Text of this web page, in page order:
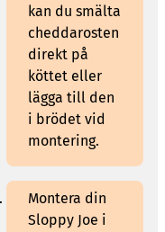
kan du smälta
cheddarosten
direkt på
köttet eller
lägga till den
i brödet vid
montering.
Montera din
Sloppy Joe i